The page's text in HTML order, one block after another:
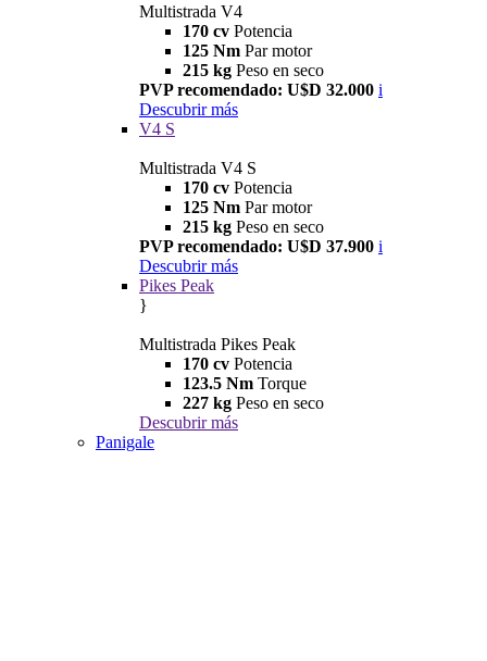
Multistrada V4
170 cv Potencia
125 Nm Par motor
215 kg Peso en seco
PVP recomendado: U$D 32.000 i
Descubrir más
V4 S
Multistrada V4 S
170 cv Potencia
125 Nm Par motor
215 kg Peso en seco
PVP recomendado: U$D 37.900 i
Descubrir más
Pikes Peak
}
Multistrada Pikes Peak
170 cv Potencia
123.5 Nm Torque
227 kg Peso en seco
Descubrir más
Panigale